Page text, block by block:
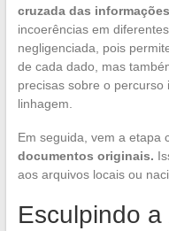
cruzada das informações
incoerências em
negligenciada, pois
de cada dado, mas
precisas sobre o
linhagem.
Em seguida, vem a etapa
documentos originais.
aos arquivos locais ou
Esculpindo